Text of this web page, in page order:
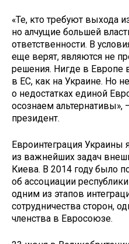
«Те, кто требуют выхода
но алчущие большей
ответственности. В
еще верят, являются не
решения. Нигде в Европе
в ЕС, как на Украине. Но
о недостатках единой
осознаем альтернативы»,
президент.
Евроинтеграция Украины
из важнейших задач
Киева. В 2014 году было
об ассоциации
одним из этапов
сотрудничества сторон,
членства в Евросоюзе.